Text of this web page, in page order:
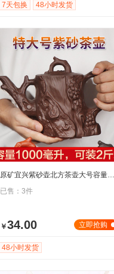
7天包换 48小时发货
原矿宜兴紫砂壶北方茶壶大号容量家用1000ML树桩壶朱泥茶壶泡茶器
已售：3件
立即抢购
￥34.00
48小时发货